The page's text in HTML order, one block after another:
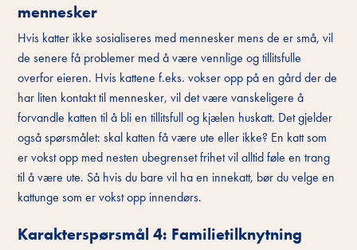
mennesker
Hvis katter ikke sosialiseres med mennesker mens de er små, vil
de senere få problemer med å være vennlige og tillitsfulle
overfor eieren. Hvis kattene f.eks. vokser opp på en gård der de
har liten kontakt til mennesker, vil det være vanskeligere å
forvandle katten til å bli en tillitsfull og kjælen huskatt. Det gjelder
også spørsmålet: skal katten få være ute eller ikke? En katt som
er vokst opp med nesten ubegrenset frihet vil alltid føle en trang
til å være ute. Så hvis du bare vil ha en innekatt, bør du velge en
kattunge som er vokst opp innendørs.
Karakterspørsmål 4: Familietilknytning